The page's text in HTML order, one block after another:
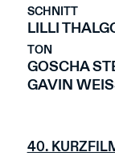
SCHNITT
LILLI
TON
GOSCHA
GAVIN
40.